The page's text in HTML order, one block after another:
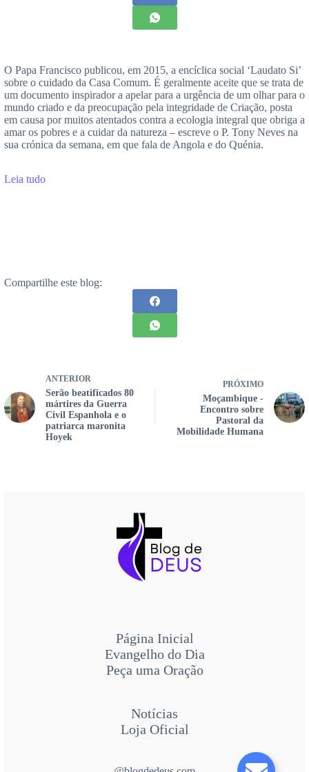
O Papa Francisco publicou, em 2015, a encíclica social ‘Laudato Si’
sobre o cuidado da Casa Comum. É geralmente aceite que se trata de
um documento inspirador a apelar para a urgência de um olhar para o
mundo criado e da preocupação pela integridade de Criação, posta
em causa por muitos atentados contra a ecologia integral que obriga a
amar os pobres e a cuidar da natureza – escreve o P. Tony Neves na
sua crónica da semana, em que fala de Angola e do Quénia.
Leia tudo
Compartilhe este blog:
ANTERIOR
Serão beatificados 80
mártires da Guerra
Civil Espanhola e o
patriarca maronita
Hoyek
PRÓXIMO
Moçambique -
Encontro sobre
Pastoral da
Mobilidade Humana
Página Inicial
Evangelho do Dia
Peça uma Oração
Notícias
Loja Oficial